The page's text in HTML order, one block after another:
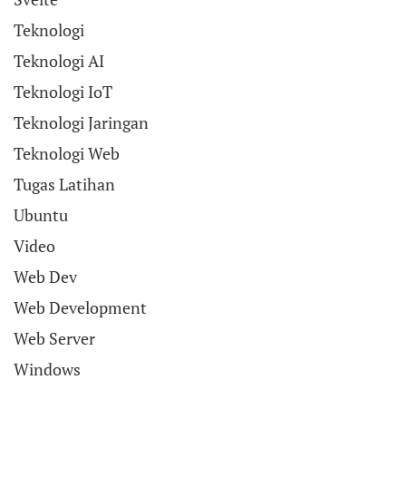
Teknologi
Teknologi AI
Teknologi IoT
Teknologi Jaringan
Teknologi Web
Tugas Latihan
Ubuntu
Video
Web Dev
Web Development
Web Server
Windows